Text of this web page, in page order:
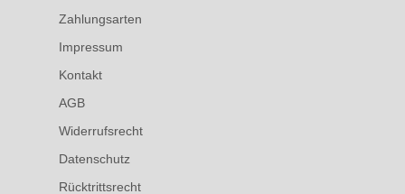
Zahlungsarten
Impressum
Kontakt
AGB
Widerrufsrecht
Datenschutz
Rücktrittsrecht